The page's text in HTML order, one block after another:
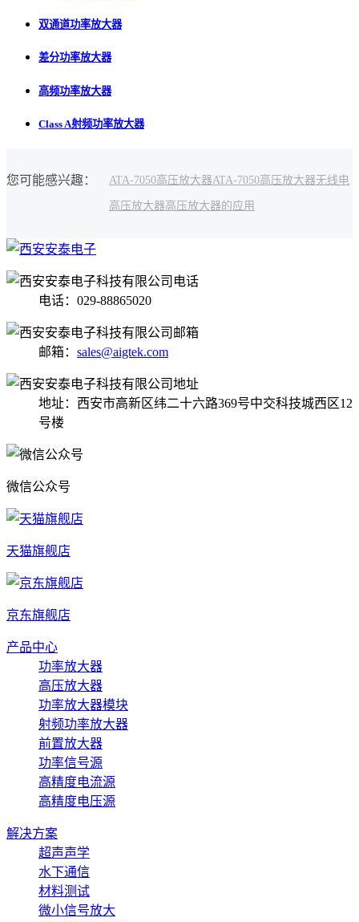
双通道功率放大器
差分功率放大器
高频功率放大器
Class A射频功率放大器
您可能感兴趣： ATA-7050高压放大器ATA-7050高压放大器无线电
高压放大器高压放大器的应用
电话：029-88865020
邮箱： sales@aigtek.com
地址：西安市高新区纬二十六路369号中交科技城西区12
号楼
微信公众号
天猫旗舰店
京东旗舰店
产品中心
功率放大器
高压放大器
功率放大器模块
射频功率放大器
前置放大器
功率信号源
高精度电流源
高精度电压源
解决方案
超声声学
水下通信
材料测试
微小信号放大